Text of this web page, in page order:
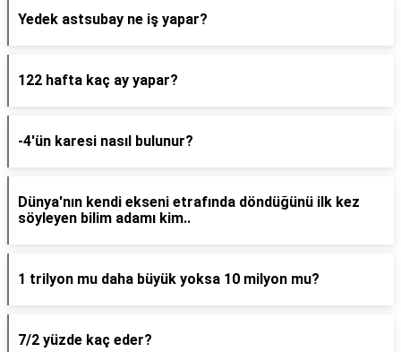
Yedek astsubay ne iş yapar?
122 hafta kaç ay yapar?
-4'ün karesi nasıl bulunur?
Dünya'nın kendi ekseni etrafında döndüğünü ilk kez
söyleyen bilim adamı kim..
1 trilyon mu daha büyük yoksa 10 milyon mu?
7/2 yüzde kaç eder?